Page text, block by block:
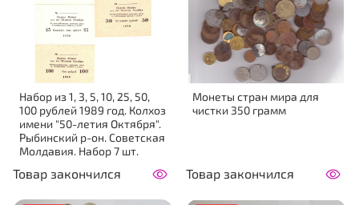
Набор из 1, 3, 5, 10, 25, 50,
100 рублей 1989 год. Колхоз
имени "50-летия Октября".
Рыбинский р-он. Советская
Молдавия. Набор 7 шт.
Товар закончился
Монеты стран мира для
чистки 350 грамм
Товар закончился